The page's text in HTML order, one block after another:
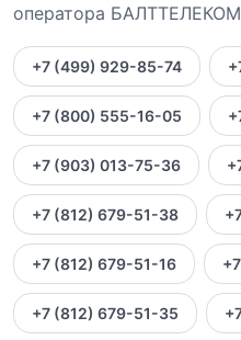
оператора БАЛТТЕЛЕКОМ
+7 (499) 929-85-74
+7 (800) 555-16-05
+7 (903) 013-75-36
+7 (812) 679-51-38
+7 (812) 679-51-16
+7 (812) 679-51-35